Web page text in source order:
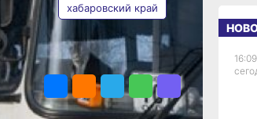
хабаровский край
ПОДЕЛИТЬСЯ